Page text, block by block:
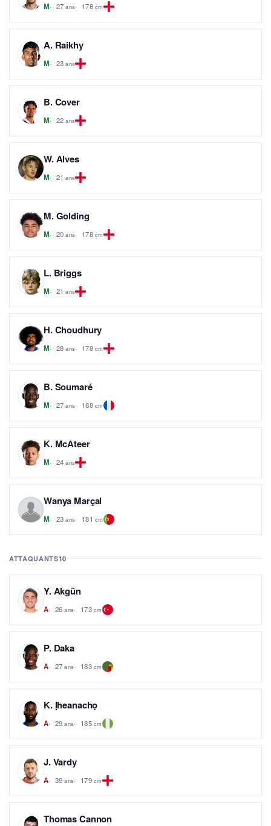
M 27 ans 178 cm
A. Raikhy
M 23 ans
B. Cover
M 22 ans
W. Alves
M 21 ans
M. Golding
M 20 ans 178 cm
L. Briggs
M 21 ans
H. Choudhury
M 28 ans 178 cm
B. Soumaré
M 27 ans 188 cm
K. McAteer
M 24 ans
Wanya Marçal
M 23 ans 181 cm
ATTAQUANTS10
Y. Akgün
A 26 ans 173 cm
P. Daka
A 27 ans 183 cm
K. Ịheanachọ
A 29 ans 185 cm
J. Vardy
A 39 ans 179 cm
Thomas Cannon